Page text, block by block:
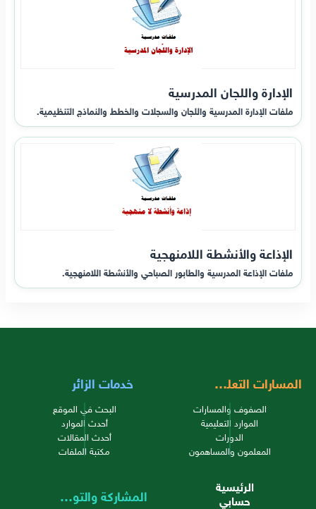
الإدارة واللجان المدرسية
ملفات الإدارة المدرسية واللجان والسجلات والخطط والنماذج التنظيمية.
الإذاعة والأنشطة اللامنهجية
ملفات الإذاعة المدرسية والطابور الصباحي والأنشطة اللامنهجية.
المسارات التعليمية
الصفوف والمسارات
الموارد التعليمية
الدورات
المعلمون والمساهمون
خدمات الزائر
البحث في الموقع
أحدث الموارد
أحدث المقالات
مكتبة الملفات
الرئيسية
حسابي المشاركة والتواصل